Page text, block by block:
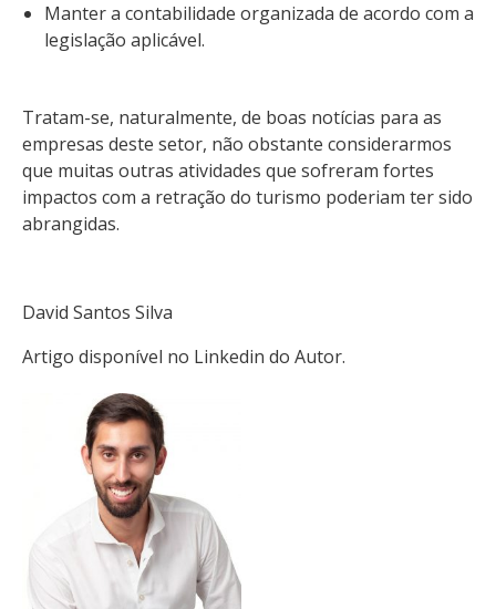
Manter a contabilidade organizada de acordo com a
legislação aplicável.
Tratam-se, naturalmente, de boas notícias para as
empresas deste setor, não obstante considerarmos
que muitas outras atividades que sofreram fortes
impactos com a retração do turismo poderiam ter sido
abrangidas.
David Santos Silva
Artigo disponível no Linkedin do Autor.